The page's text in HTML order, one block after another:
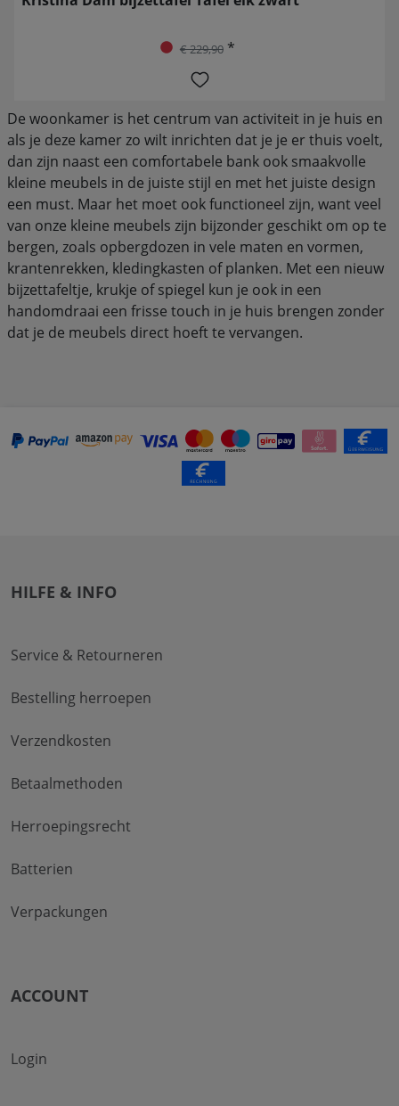
€ 229,90*
De woonkamer is het centrum van activiteit in je huis en
als je deze kamer zo wilt inrichten dat je je er thuis voelt,
dan zijn naast een comfortabele bank ook smaakvolle
kleine meubels in de juiste stijl en met het juiste design
een must. Maar het moet ook functioneel zijn, want veel
van onze kleine meubels zijn bijzonder geschikt om op te
bergen, zoals opbergdozen in vele maten en vormen,
krantenrekken, kledingkasten of planken. Met een nieuw
bijzettafeltje, krukje of spiegel kun je ook in een
handomdraai een frisse touch in je huis brengen zonder
dat je de meubels direct hoeft te vervangen.
HILFE & INFO
Service & Retourneren
Bestelling herroepen
Verzendkosten
Betaalmethoden
Herroepingsrecht
Batterien
Verpackungen
ACCOUNT
Login